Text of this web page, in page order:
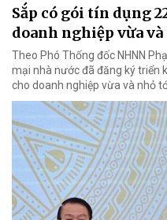
Sắp có gói tín dụng
doanh nghiệp vừa
Theo Phó Thống đốc NHNN
mại nhà nước đã đăng ký triển
cho doanh nghiệp vừa và nhỏ